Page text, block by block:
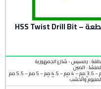
طقم بنطة حدادي 1 – 13 مم | 25 قطعة – HSS Twist Drill Bit
: رمسيس - شارع الجمهورية
:الصين
محتويات الطقم :1 مم – 1.5 مم – 2 مم – 2.5 مم – 3 مم – 3.5 مم – 4 مم – 4.5 مم – 5 مم – 5.5 مم
– 6 مم – 6.5 مم – 7 مم – 7.5 مم – 8 مم – 8.5 مم – 9 مم – 9.5 مم – 10 مم 10.5 مم – 11 مم – والخشب